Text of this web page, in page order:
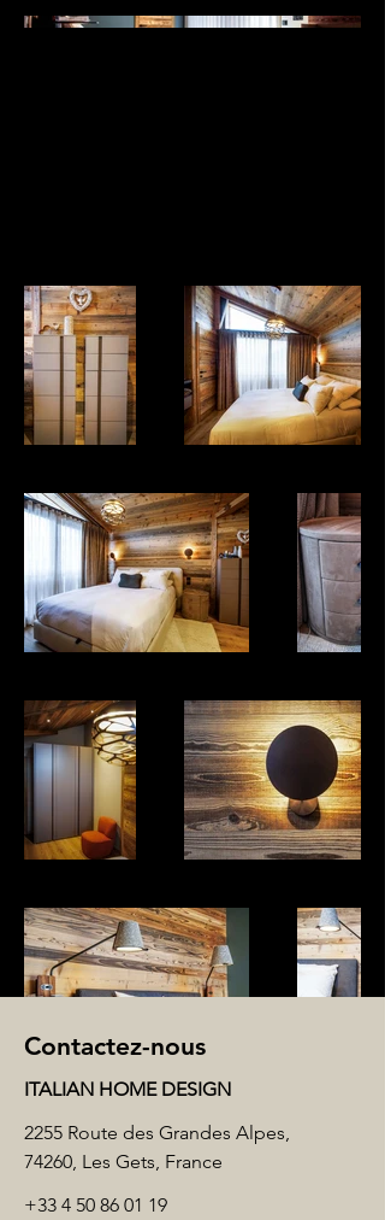
Contactez-nous
ITALIAN HOME DESIGN
2255 Route des Grandes Alpes,
74260, Les Gets, France
+33 4 50 86 01 19